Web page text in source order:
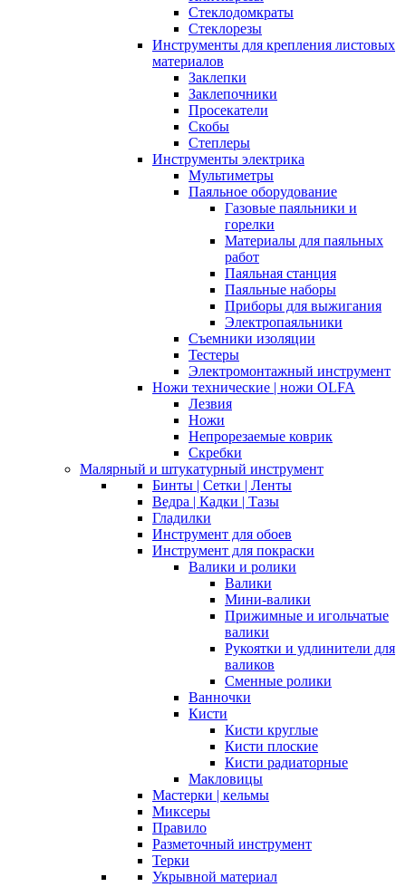
Стеклодомкраты
Стеклорезы
Инструменты для крепления листовых
материалов
Заклепки
Заклепочники
Просекатели
Скобы
Степлеры
Инструменты электрика
Мультиметры
Паяльное оборудование
Газовые паяльники и
горелки
Материалы для паяльных
работ
Паяльная станция
Паяльные наборы
Приборы для выжигания
Электропаяльники
Съемники изоляции
Тестеры
Электромонтажный инструмент
Ножи технические | ножи OLFA
Лезвия
Ножи
Непрорезаемые коврик
Скребки
Малярный и штукатурный инструмент
Бинты | Сетки | Ленты
Ведра | Кадки | Тазы
Гладилки
Инструмент для обоев
Инструмент для покраски
Валики и ролики
Валики
Мини-валики
Прижимные и игольчатые
валики
Рукоятки и удлинители для
валиков
Сменные ролики
Ванночки
Кисти
Кисти круглые
Кисти плоские
Кисти радиаторные
Макловицы
Мастерки | кельмы
Миксеры
Правило
Разметочный инструмент
Терки
Укрывной материал